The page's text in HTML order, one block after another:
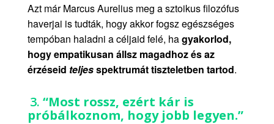
Azt már Marcus Aurelius meg a sztoikus filozófus
haverjai is tudták, hogy akkor fogsz egészséges
tempóban haladni a céljaid felé, hagyakorlod,
hogy empatikusan állsz magadhoz és az
érzéseid teljesspektrumát tiszteletben tartod.
3. “Most rossz, ezért kár is
próbálkoznom, hogy jobb legyen.”